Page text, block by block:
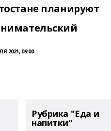
планируют
2021, 09:00
Рубрика "Еда и
напитки"